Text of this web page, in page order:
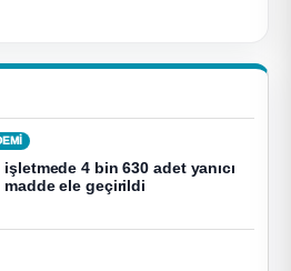
işletmede 4 bin 630 adet yanıcı
madde ele geçirildi